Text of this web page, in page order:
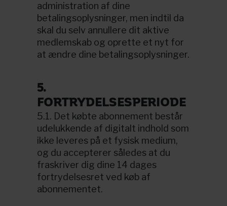
administration af dine
betalingsoplysninger, men indtil da
skal du selv annullere dit aktive
medlemskab og oprette et nyt for
at ændre dine betalingsoplysninger.
5.
FORTRYDELSESPERIODE
5.1. Det købte abonnement består
udelukkende af digitalt indhold som
ikke leveres på et fysisk medium,
og du accepterer således at du
fraskriver dig dine 14 dages
fortrydelsesret ved køb af
abonnementet.